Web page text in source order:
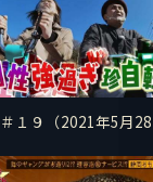
＃１９（2021年5月